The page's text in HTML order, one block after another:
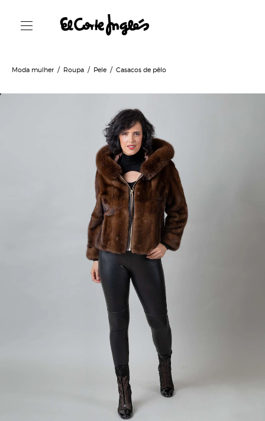
Moda mulher Roupa Pele Casacos de pêlo